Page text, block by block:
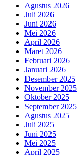
Agustus 2026
Juli 2026
Juni 2026
Mei 2026
April 2026
Maret 2026
Februari 2026
Januari 2026
Desember 2025
November 2025
Oktober 2025
September 2025
Agustus 2025
Juli 2025
Juni 2025
Mei 2025
April 2025